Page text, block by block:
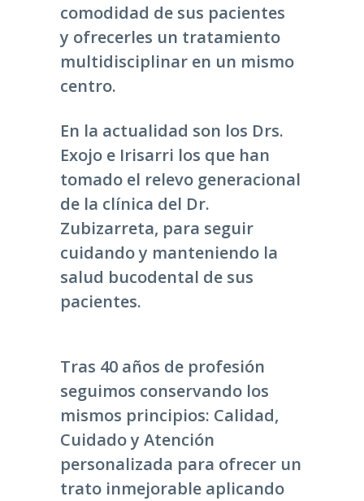
comodidad de sus pacientes
y ofrecerles un tratamiento
multidisciplinar en un mismo
centro.
En la actualidad son los Drs.
Exojo e Irisarri los que han
tomado el relevo generacional
de la clínica del Dr.
Zubizarreta, para seguir
cuidando y manteniendo la
salud bucodental de sus
pacientes.
Tras 40 años de profesión
seguimos conservando los
mismos principios: Calidad,
Cuidado y Atención
personalizada para ofrecer un
trato inmejorable aplicando